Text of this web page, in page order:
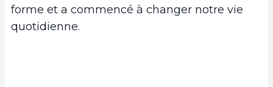
forme et a commencé à changer notre vie
quotidienne.